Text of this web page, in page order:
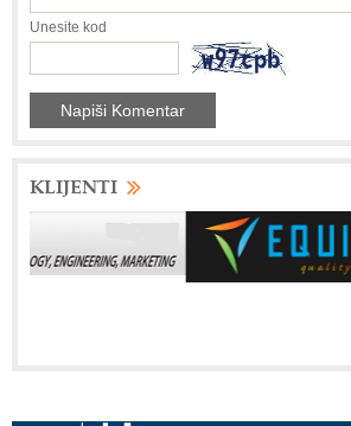
Unesite kod
KLIJENTI